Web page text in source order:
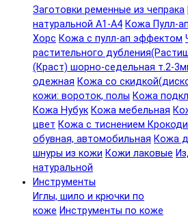
Заготовки ременные из чепрака
натуральной А1-А4 Кожа Пулл-
Хорс Кожа с пулл-ап эффектом
растительного
(Краст) шорно-седельная т.2-
одежная Кожа со
кожи: вороток, полы Кожа
Кожа Нубук Кожа мебельная
цвет Кожа с тиснением
обувная, автомобильная Кожа
шнуры из кожи Кожи лаковые
натуральной
Инструменты
Иглы, шило и крючки по
коже Инструменты по коже